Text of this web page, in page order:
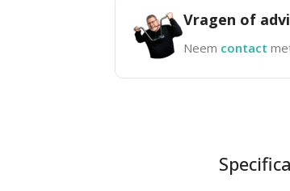
Vragen of
Neem contact